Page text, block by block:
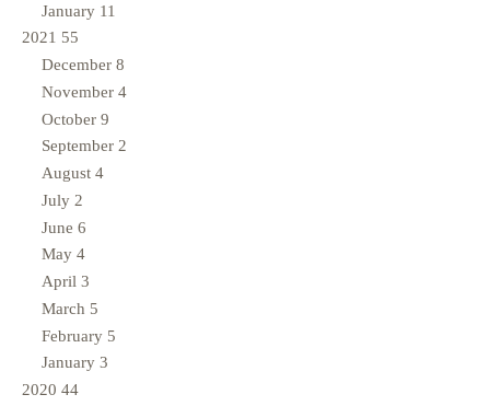
January 11
2021 55
December 8
November 4
October 9
September 2
August 4
July 2
June 6
May 4
April 3
March 5
February 5
January 3
2020 44